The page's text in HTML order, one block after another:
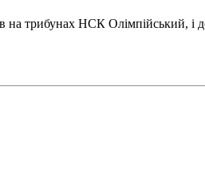
на трибунах НСК Олімпійський, і